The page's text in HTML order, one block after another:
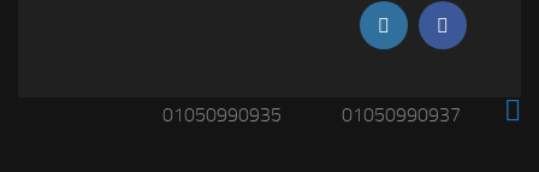
01050990937
01050990935